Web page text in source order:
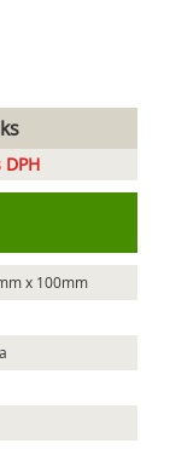
DPH
x 100mm